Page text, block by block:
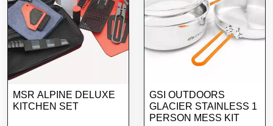
MSR ALPINE DELUXE
KITCHEN SET
GSI OUTDOORS
GLACIER STAINLESS 1
PERSON MESS KIT